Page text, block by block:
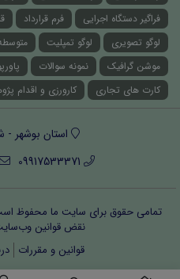
فراگیر دستگاه اجرایی
فرم قرارداد
لوگو تصویری
لوگو تمپلیت
موشن گرافیک
نمونه سوالات
کارت های تجاری
کارورزی و اقدام
استان بوشهر -
09917533371
تمامی حقوق برای سایت ما محفوظ
نقض قوانین
قوانین و مقررات